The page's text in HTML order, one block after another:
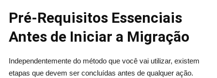
Pré-Requisitos Essenciais
Antes de Iniciar a Migração
Independentemente do método que você vai utilizar, existem
etapas que devem ser concluídas antes de qualquer ação.